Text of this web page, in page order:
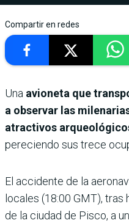
Compartir en redes
Una avioneta que
a observar las
atractivos
pereciendo sus trece
El accidente de la
locales (18:00 GMT),
de la ciudad de Pisco, a